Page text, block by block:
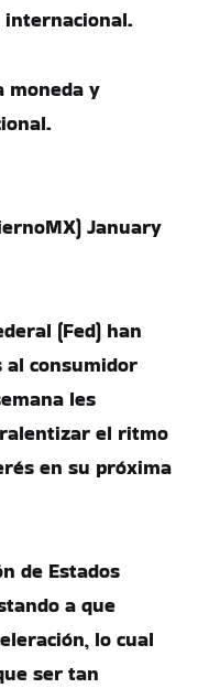
moneda y
January
(Fed) han
al consumidor
les
el ritmo
en su próxima
de Estados
a que
lo cual
ser tan